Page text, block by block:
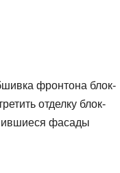
фронтона блок-
отделку блок-
фасады